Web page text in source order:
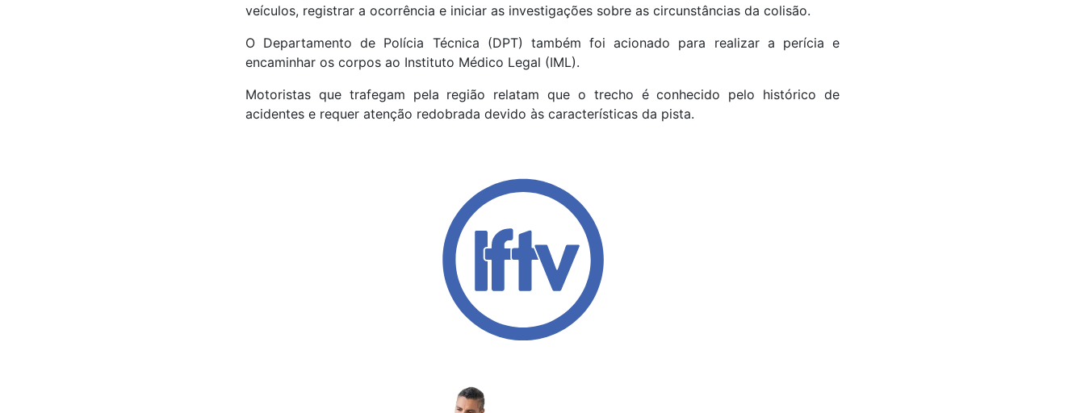
veículos, registrar a ocorrência e iniciar as investigações sobre as circunstâncias da colisão.
O Departamento de Polícia Técnica (DPT) também foi acionado para realizar a perícia e
encaminhar os corpos ao Instituto Médico Legal (IML).
Motoristas que trafegam pela região relatam que o trecho é conhecido pelo histórico de
acidentes e requer atenção redobrada devido às características da pista.